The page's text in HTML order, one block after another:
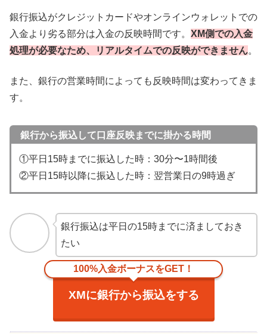
銀行振込がクレジットカードやオンラインウォレットでの
入金より劣る部分は入金の反映時間です。 XM側での入金
処理が必要なため、リアルタイムでの反映ができません。
また、銀行の営業時間によっても反映時間は変わってきま
す。
銀行から振込して口座反映までに掛かる時間
①平日15時までに振込した時：30分〜1時間後
②平日15時以降に振込した時：翌営業日の9時過ぎ
銀行振込は平日の15時までに済ましておき
たい
100%入金ボーナスをGET！
XMに銀行から振込をする